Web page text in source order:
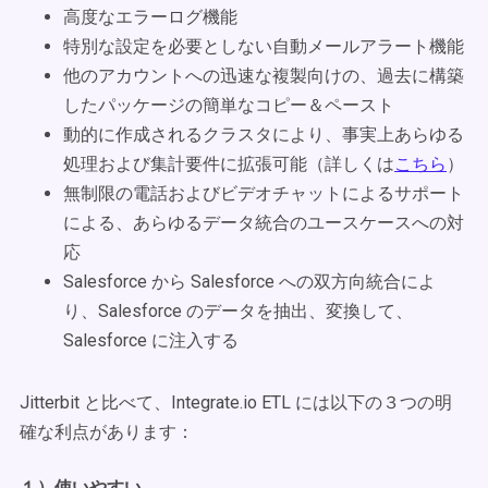
高度なエラーログ機能
特別な設定を必要としない自動メールアラート機能
他のアカウントへの迅速な複製向けの、過去に構築
したパッケージの簡単なコピー＆ペースト
動的に作成されるクラスタにより、事実上あらゆる
処理および集計要件に拡張可能（詳しくはこちら ）
無制限の電話およびビデオチャットによるサポート
による、あらゆるデータ統合のユースケースへの対
応
Salesforce から Salesforce への双方向統合によ
り、Salesforce のデータを抽出、変換して、
Salesforce に注入する
Jitterbit と比べて、Integrate.io ETL には以下の３つの明
確な利点があります：